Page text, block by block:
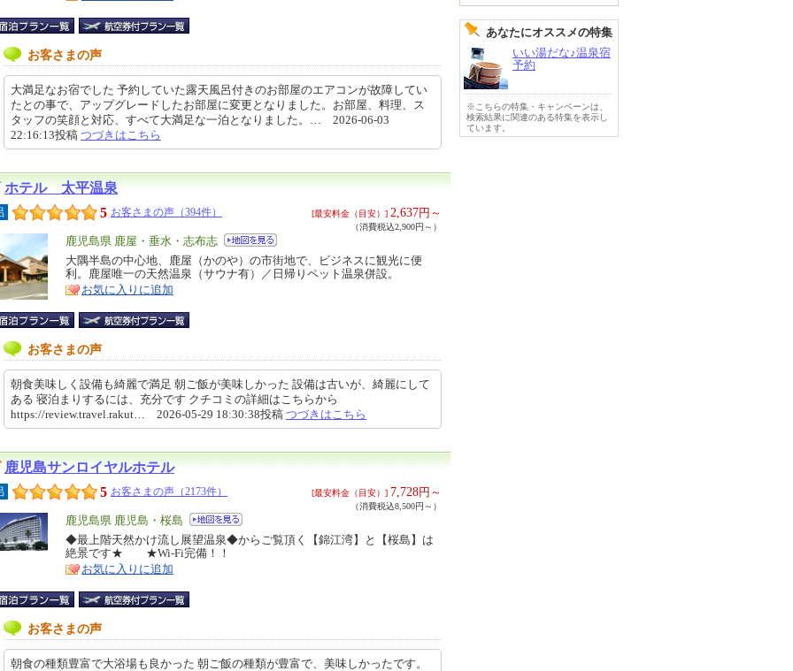
お客さまの声
大満足なお宿でした 予約していた露天風呂付きのお部屋のエアコンが故障してい
たとの事で、アップグレードしたお部屋に変更となりました。お部屋、料理、ス
タッフの笑顔と対応、すべて大満足な一泊となりました。… 2026-06-03
22:16:13投稿 つづきはこちら
ホテル 太平温泉
5 お客さまの声（394件） [最安料金（目安）] 2,637円～
（消費税込2,900円～）
エ
リ
ア
鹿児島県 鹿屋・垂水・志布志
特
徴
大隅半島の中心地、鹿屋（かのや）の市街地で、ビジネスに観光に便
利。鹿屋唯一の天然温泉（サウナ有）／日帰りペット温泉併設。
お気に入りに追加
お客さまの声
朝食美味しく設備も綺麗で満足 朝ご飯が美味しかった 設備は古いが、綺麗にして
ある 寝泊まりするには、充分です クチコミの詳細はこちらから
https://review.travel.rakut… 2026-05-29 18:30:38投稿 つづきはこちら
鹿児島サンロイヤルホテル
5 お客さまの声（2173件） [最安料金（目安）] 7,728円～
（消費税込8,500円～）
エ
リ
ア
鹿児島県 鹿児島・桜島
特
徴
◆最上階天然かけ流し展望温泉◆からご覧頂く【錦江湾】と【桜島】は
絶景です★ ★Wi-Fi完備！！
お気に入りに追加
お客さまの声
朝食の種類豊富で大浴場も良かった 朝ご飯の種類が豊富で、美味しかったです。
あなたにオススメの特集
いい湯だな♪温泉宿
予約
※こちらの特集・キャンペーンは、
検索結果に関連のある特集を表示し
ています。